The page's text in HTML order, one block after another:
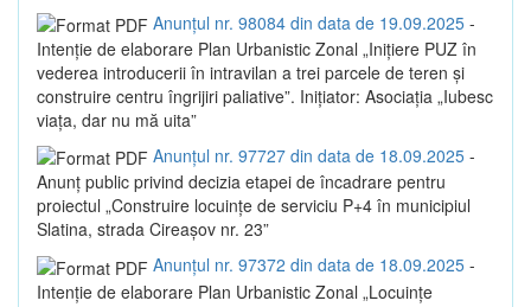
Anunțul nr. 98084 din data de 19.09.2025 -
Intenție de elaborare Plan Urbanistic Zonal „Inițiere PUZ în
vederea introducerii în intravilan a trei parcele de teren și
construire centru îngrijiri paliative”. Inițiator: Asociația „Iubesc
viața, dar nu mă uita”
Anunțul nr. 97727 din data de 18.09.2025 -
Anunț public privind decizia etapei de încadrare pentru
proiectul „Construire locuințe de serviciu P+4 în municipiul
Slatina, strada Cireașov nr. 23”
Anunțul nr. 97372 din data de 18.09.2025 -
Intenție de elaborare Plan Urbanistic Zonal „Locuințe